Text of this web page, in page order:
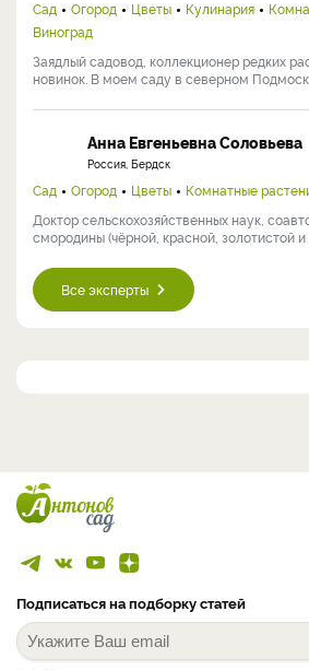
Сад Огород Цветы Кулинария
Виноград
Заядлый садовод, коллекционер редких
новинок. В моем саду в северном
Анна Евгеньевна Соловьева
Россия, Бердск
Сад Огород Цветы Комнатные
Доктор сельскохозяйственных наук,
смородины (чёрной, красной, золотистой и
Все эксперты
Подписаться на подборку статей